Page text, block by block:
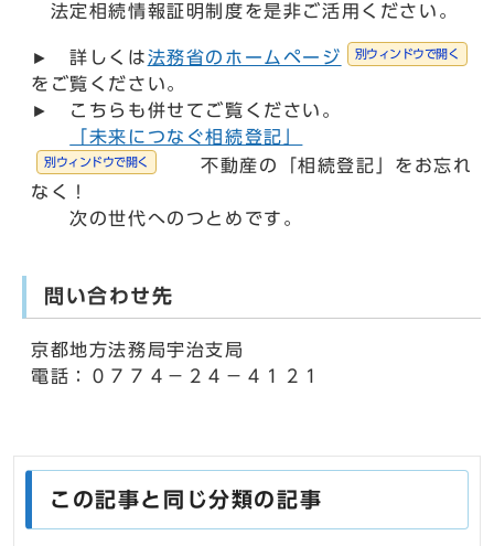
法定相続情報証明制度を是非ご活用ください。
► 詳しくは法務省のホームページ 別ウィンドウで開く
をご覧ください。
► こちらも併せてご覧ください。
「未来につなぐ相続登記」
別ウィンドウで開く
不動産の「相続登記」をお忘れ
なく！
次の世代へのつとめです。
問い合わせ先
京都地方法務局宇治支局
電話：０７７４－２４－４１２１
この記事と同じ分類の記事